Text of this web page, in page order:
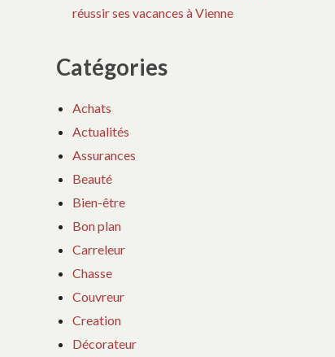
réussir ses vacances à Vienne
Catégories
Achats
Actualités
Assurances
Beauté
Bien-être
Bon plan
Carreleur
Chasse
Couvreur
Creation
Décorateur